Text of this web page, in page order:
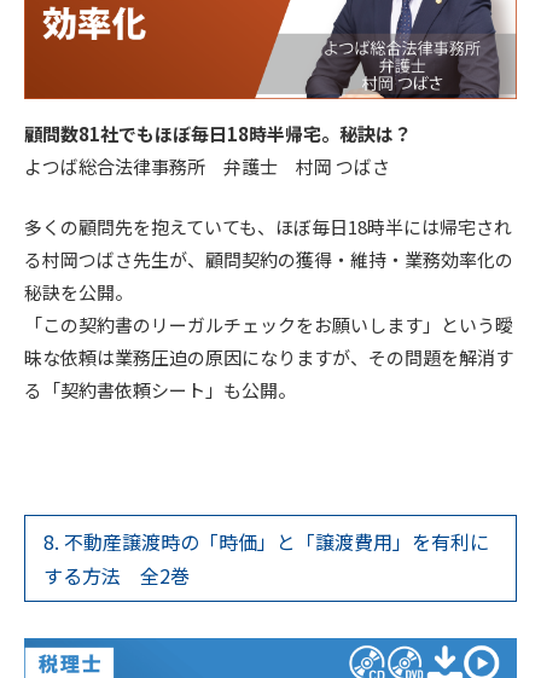
顧問数81社でもほぼ毎日18時半帰宅。秘訣は？
よつば総合法律事務所 弁護士 村岡 つばさ
多くの顧問先を抱えていても、ほぼ毎日18時半には帰宅され
る村岡つばさ先生が、顧問契約の獲得・維持・業務効率化の
秘訣を公開。
「この契約書のリーガルチェックをお願いします」という曖
昧な依頼は業務圧迫の原因になりますが、その問題を解消す
る「契約書依頼シート」も公開。
8. 不動産譲渡時の「時価」と「譲渡費用」を有利に
する方法 全2巻